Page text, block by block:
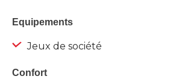
Equipements
Jeux de société
Confort